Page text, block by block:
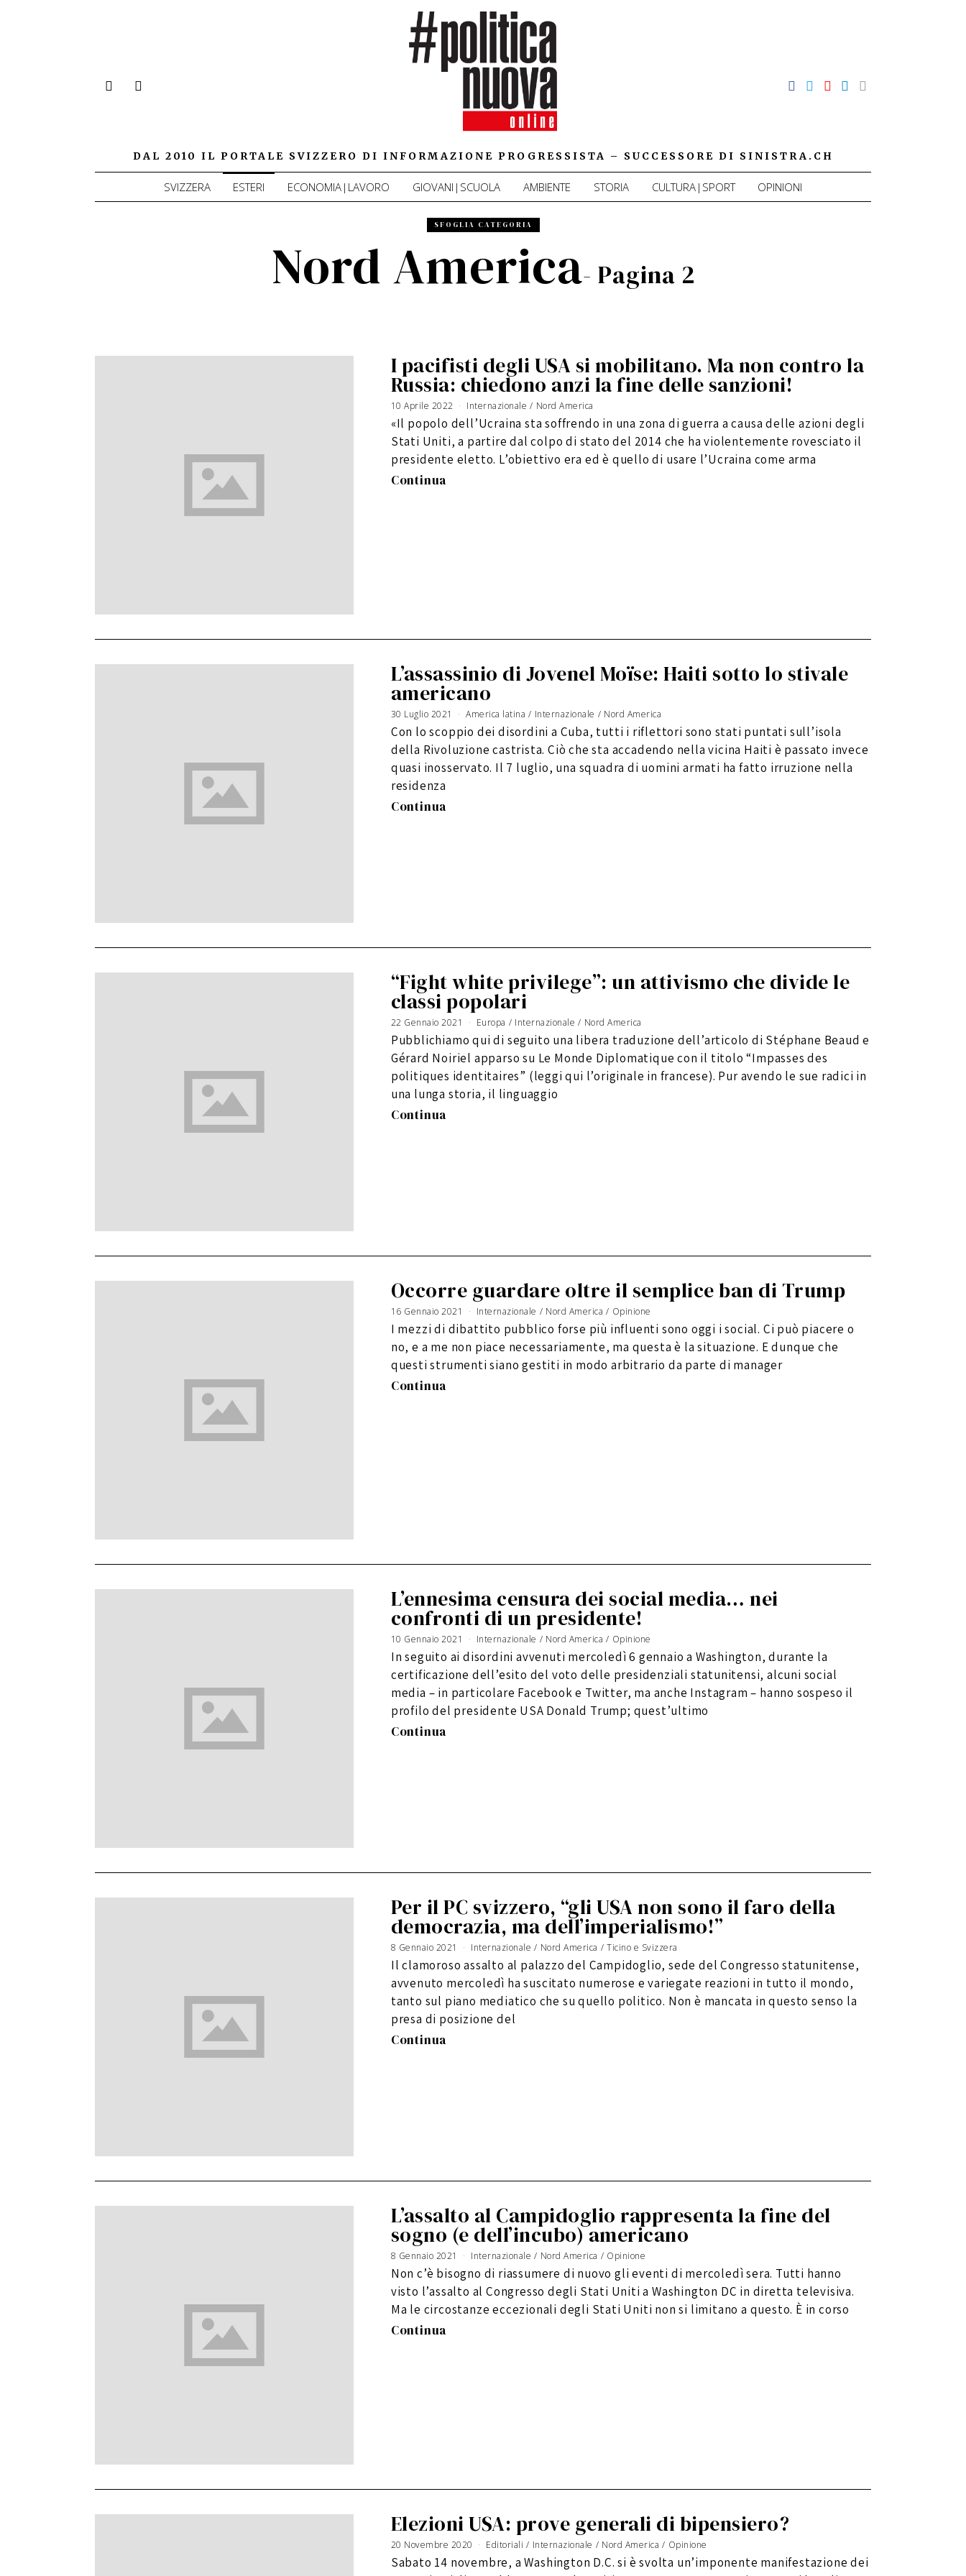
DAL 2010 IL PORTALE SVIZZERO DI INFORMAZIONE PROGRESSISTA – SUCCESSORE DI SINISTRA.CH
SVIZZERA ESTERI ECONOMIA|LAVORO GIOVANI|SCUOLA AMBIENTE STORIA CULTURA|SPORT OPINIONI
SFOGLIA CATEGORIA
Nord America- Pagina 2
I pacifisti degli USA si mobilitano. Ma non contro la
Russia: chiedono anzi la fine delle sanzioni!
10 Aprile 2022 Internazionale / Nord America
«Il popolo dell’Ucraina sta soffrendo in una zona di guerra a causa delle azioni degli
Stati Uniti, a partire dal colpo di stato del 2014 che ha violentemente rovesciato il
presidente eletto. L’obiettivo era ed è quello di usare l’Ucraina come arma
Continua
L’assassinio di Jovenel Moïse: Haiti sotto lo stivale
americano
30 Luglio 2021
e
t
t
e
m
r
e
America latina / Internazionale / Nord America
Con lo scoppio dei disordini a Cuba, tutti i riflettori sono stati puntati sull’isola
della Rivoluzione castrista. Ciò che sta accadendo nella vicina Haiti è passato invece
quasi inosservato. Il 7 luglio, una squadra di uomini armati ha fatto irruzione nella
residenza
Continua
“Fight white privilege”: un attivismo che divide le
classi popolari
22 Gennaio 2021 Europa / Internazionale / Nord America
Pubblichiamo qui di seguito una libera traduzione dell’articolo di Stéphane Beaud e
Gérard Noiriel apparso su Le Monde Diplomatique con il titolo “Impasses des
politiques identitaires” (leggi qui l’originale in francese). Pur avendo le sue radici in
una lunga storia, il linguaggio
Continua
Occorre guardare oltre il semplice ban di Trump
16 Gennaio 2021 Internazionale / Nord America / Opinione
I mezzi di dibattito pubblico forse più influenti sono oggi i social. Ci può piacere o
no, e a me non piace necessariamente, ma questa è la situazione. E dunque che
questi strumenti siano gestiti in modo arbitrario da parte di manager
Continua
L’ennesima censura dei social media… nei
confronti di un presidente!
10 Gennaio 2021 Internazionale / Nord America / Opinione
In seguito ai disordini avvenuti mercoledì 6 gennaio a Washington, durante la
certificazione dell’esito del voto delle presidenziali statunitensi, alcuni social
media – in particolare Facebook e Twitter, ma anche Instagram – hanno sospeso il
profilo del presidente USA Donald Trump; quest’ultimo
Continua
Per il PC svizzero, “gli USA non sono il faro della
democrazia, ma dell’imperialismo!”
8 Gennaio 2021
G
e
n
n
a
o
2
0
2
1
Internazionale / Nord America / Ticino e Svizzera
Il clamoroso assalto al palazzo del Campidoglio, sede del Congresso statunitense,
avvenuto mercoledì ha suscitato numerose e variegate reazioni in tutto il mondo,
tanto sul piano mediatico che su quello politico. Non è mancata in questo senso la
presa di posizione del
Continua
L’assalto al Campidoglio rappresenta la fine del
sogno (e dell’incubo) americano
8 Gennaio 2021 Internazionale / Nord America / Opinione
Non c’è bisogno di riassumere di nuovo gli eventi di mercoledì sera. Tutti hanno
visto l’assalto al Congresso degli Stati Uniti a Washington DC in diretta televisiva.
Ma le circostanze eccezionali degli Stati Uniti non si limitano a questo. È in corso
Continua
Elezioni USA: prove generali di bipensiero?
20 Novembre 2020
i
c
e
Editoriali / Internazionale / Nord America / Opinione
Sabato 14 novembre, a Washington D.C. si è svolta un’imponente manifestazione dei